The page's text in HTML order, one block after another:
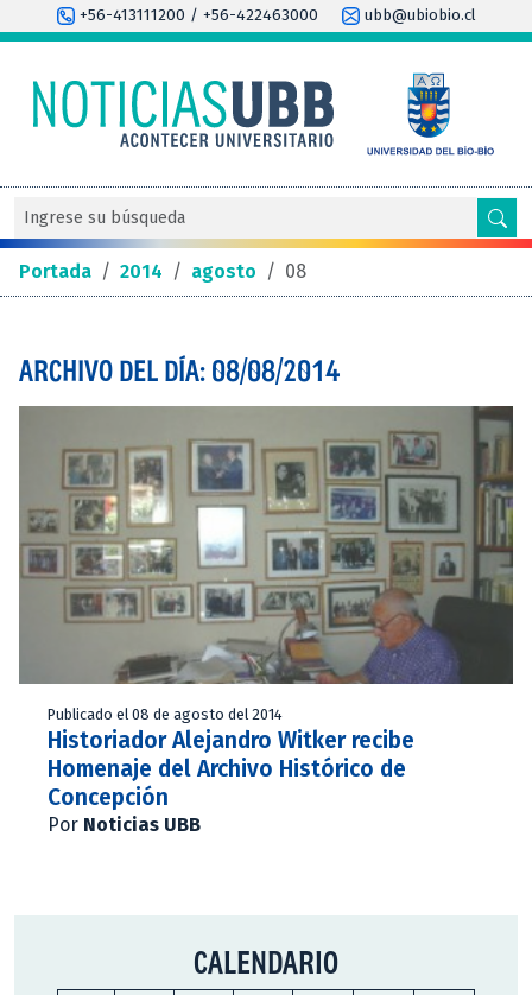
+56-413111200 / +56-422463000 ubb@ubiobio.cl
Portada / 2014 / agosto / 08
ARCHIVO DEL DÍA: 08/08/2014
Publicado el 08 de agosto del 2014
Historiador Alejandro Witker recibe
Homenaje del Archivo Histórico de
Concepción
Por Noticias UBB
CALENDARIO